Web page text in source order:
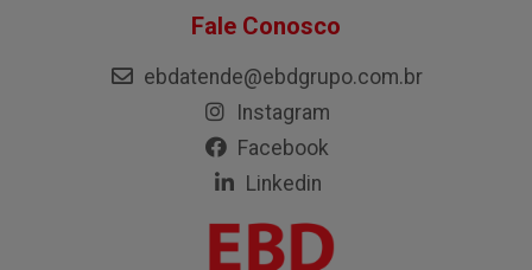
Fale Conosco
ebdatende@ebdgrupo.com.br
Instagram
Facebook
Linkedin